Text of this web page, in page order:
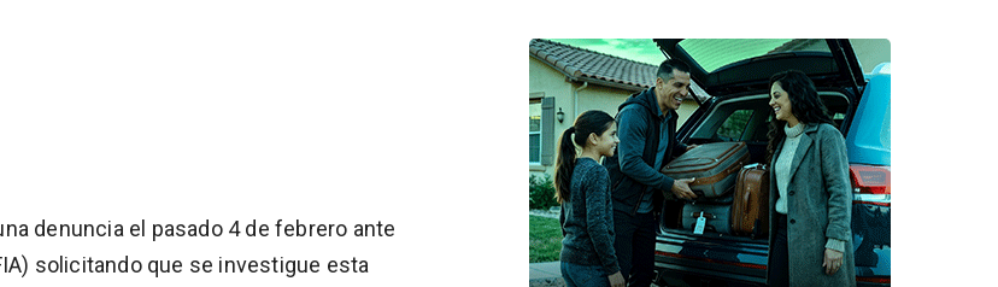
denuncia el pasado 4 de febrero ante
solicitando que se investigue esta